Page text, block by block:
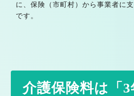
に、保険（市町村）から事業者に
です。
介護保険料は「3